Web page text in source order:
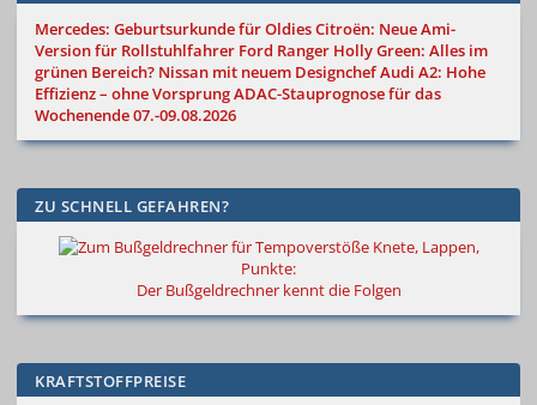
Mercedes: Geburtsurkunde für OldiesCitroën: Neue Ami-
Version für Rollstuhlfahrer Ford Ranger Holly Green: Alles im
grünen Bereich? Nissan mit neuem DesignchefAudi A2: Hohe
Effizienz – ohne VorsprungADAC-Stauprognose für das
Wochenende 07.-09.08.2026
ZU SCHNELL GEFAHREN?
Knete, Lappen,
Punkte:
Der Bußgeldrechner kennt die Folgen
KRAFTSTOFFPREISE